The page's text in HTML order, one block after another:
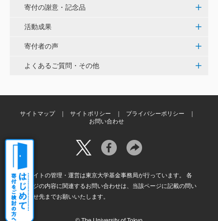
く、小石川植物園の維持発展に少しでも寄与できれば
大澤 彰弘
用いただけると幸いです。 <東京大学動物医療センタ
花之内 健仁
伝統ある赤門に貢献できるまたとない企画に参加でき
嬉しく思います。 <ひらけ！赤門プロジェクト>
劉 晨熙
白石流司、その始まりを赤門に。 <ひらけ！赤門プロ
ジェクト>
寄付の謝意・記念品
活動成果
寄付者の声
よくあるご質問・その他
サイトマップ サイトポリシー
プライバシーポリシー
お問い合わせ
本サイトの管理・運営は東京大学基金事務局が行っています。 各
ページの内容に関連するお問い合わせは、当該ページに記載の問い
合わせ先までお願いいたします。